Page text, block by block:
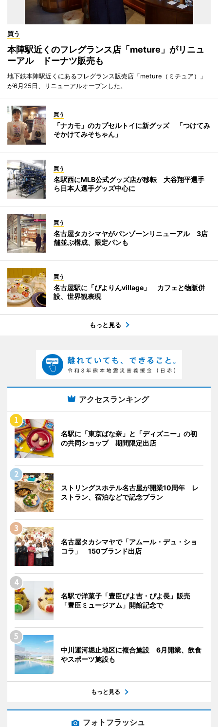
買う
本陣駅近くのフレグランス店「meture」がリニュ
ーアル ドーナツ販売も
地下鉄本陣駅近くにあるフレグランス販売店「meture（ミチュア）」
が6月25日、リニューアルオープンした。
買う
「ナカモ」のカプセルトイに新グッズ 「つけてみ
そかけてみそちゃん」
買う
名駅西にMLB公式グッズ店が移転 大谷翔平選手
ら日本人選手グッズ中心に
買う
名古屋タカシマヤがパンゾーンリニューアル 3店
舗並ぶ構成、限定パンも
買う
名古屋駅に「ぴよりんvillage」 カフェと物販併
設、世界観表現
もっと見る
アクセスランキング
名駅に「東京ばな奈」と「ディズニー」の初
の共同ショップ 期間限定出店
ストリングスホテル名古屋が開業10周年 レ
ストラン、宿泊などで記念プラン
名古屋タカシマヤで「アムール・デュ・ショ
コラ」 150ブランド出店
名駅で洋菓子「豊臣ぴよ吉・ぴよ長」販売
「豊臣ミュージアム」開館記念で
中川運河堀止地区に複合施設 6月開業、飲食
やスポーツ施設も
もっと見る
フォトフラッシュ